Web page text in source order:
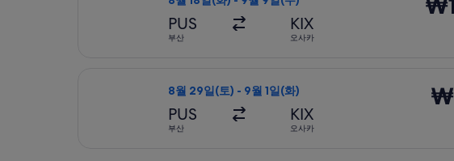
전
됨
PUS
부산
KIX
오사카
왕
검
색
8월 29일(토) - 9월 1일(화)
PUS
부산
KIX
오사카
왕